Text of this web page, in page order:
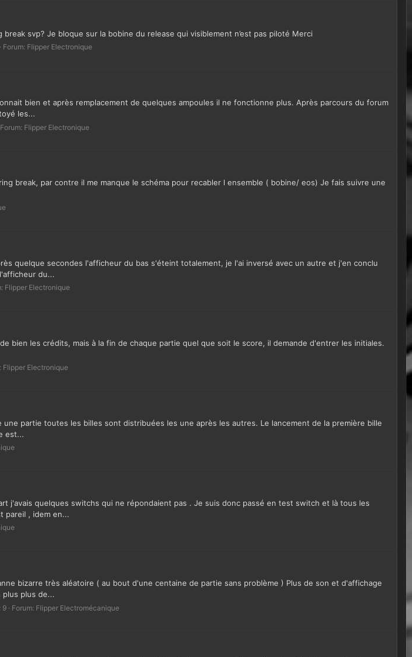
svp? Je bloque sur la bobine du release qui visiblement n’est pas piloté Merci
Forum: Flipper Electronique
bien et après remplacement de quelques ampoules il ne fonctionne plus. Après parcours du forum
les...
Forum: Flipper Electronique
break, par contre il me manque le schéma pour recabler l ensemble ( bobine/ eos) Je fais suivre une
quelque secondes l'afficheur du bas s'éteint totalement, je l'ai inversé avec un autre et j'en conclu
du...
Flipper Electronique
bien les crédits, mais à la fin de chaque partie quel que soit le score, il demande d'entrer les initiales.
Flipper Electronique
partie toutes les billes sont distribuées les une après les autres. Le lancement de la première bille
est...
j'avais quelques switchs qui ne répondaient pas . Je suis donc passé en test switch et là tous les
pareil , idem en...
bizarre très aléatoire ( au bout d'une centaine de partie sans problème ) Plus de son et d'affichage
plus plus de...
9 Forum: Flipper Electromécanique